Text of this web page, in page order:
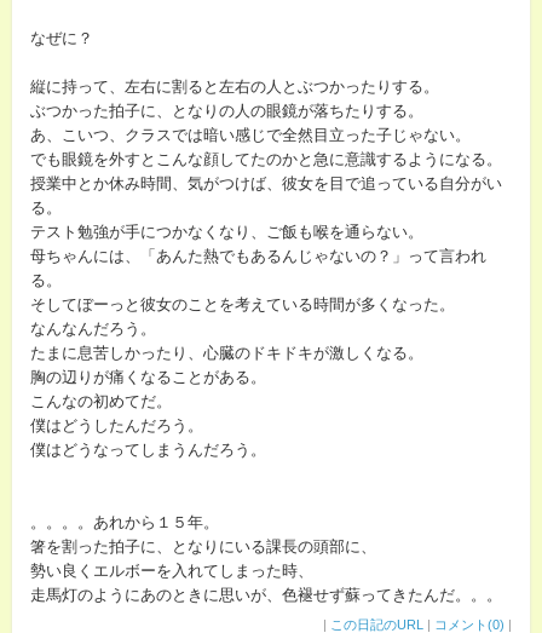
なぜに？
縦に持って、左右に割ると左右の人とぶつかったりする。
ぶつかった拍子に、となりの人の眼鏡が落ちたりする。
あ、こいつ、クラスでは暗い感じで全然目立った子じゃない。
でも眼鏡を外すとこんな顔してたのかと急に意識するようになる。
授業中とか休み時間、気がつけば、彼女を目で追っている自分がい
る。
テスト勉強が手につかなくなり、ご飯も喉を通らない。
母ちゃんには、「あんた熱でもあるんじゃないの？」って言われ
る。
そしてぼーっと彼女のことを考えている時間が多くなった。
なんなんだろう。
たまに息苦しかったり、心臓のドキドキが激しくなる。
胸の辺りが痛くなることがある。
こんなの初めてだ。
僕はどうしたんだろう。
僕はどうなってしまうんだろう。
。。。。あれから１５年。
箸を割った拍子に、となりにいる課長の頭部に、
勢い良くエルボーを入れてしまった時、
走馬灯のようにあのときに思いが、色褪せず蘇ってきたんだ。。。
| この日記のURL | コメント(0) |